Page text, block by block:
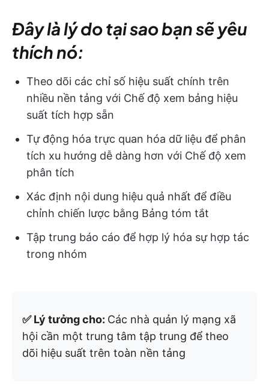
Đây là lý do tại sao bạn sẽ yêu
thích nó:
Theo dõi các chỉ số hiệu suất chính trên
nhiều nền tảng với Chế độ xem bảng hiệu
suất tích hợp sẵn
Tự động hóa trực quan hóa dữ liệu để phân
tích xu hướng dễ dàng hơn với Chế độ xem
phân tích
Xác định nội dung hiệu quả nhất để điều
chỉnh chiến lược bằng Bảng tóm tắt
Tập trung báo cáo để hợp lý hóa sự hợp tác
trong nhóm
✅ Lý tưởng cho: Các nhà quản lý mạng xã
hội cần một trung tâm tập trung để theo
dõi hiệu suất trên toàn nền tảng